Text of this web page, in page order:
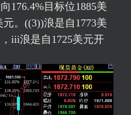
176.4%目标位1885美
元。((3))浪是自1773美
iii浪是自1725美元开